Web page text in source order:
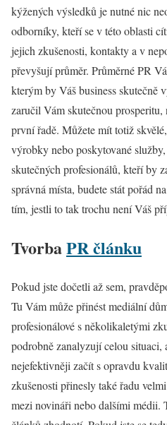
kýžených výsledků je nutné nic
odborníky, kteří se v této oblasti
jejich zkušenosti, kontakty a v
převyšují průměr. Průměrné PR
kterým by Váš business skutečně
zaručil Vám skutečnou
první řadě. Můžete mít totiž
výrobky nebo poskytované
skutečných profesionálů, kteří by
správná místa, budete stát pořád
tím, jestli to tak trochu není Váš
TvorbaPR článku
Pokud jste dočetli až sem,
Tu Vám může přinést mediální
profesionálové s několikaletými
podrobně zanalyzují celou situaci,
nejefektivněji začít s opravdu
zkušenosti přinesly také řadu
mezi novináři nebo dalšími médii.